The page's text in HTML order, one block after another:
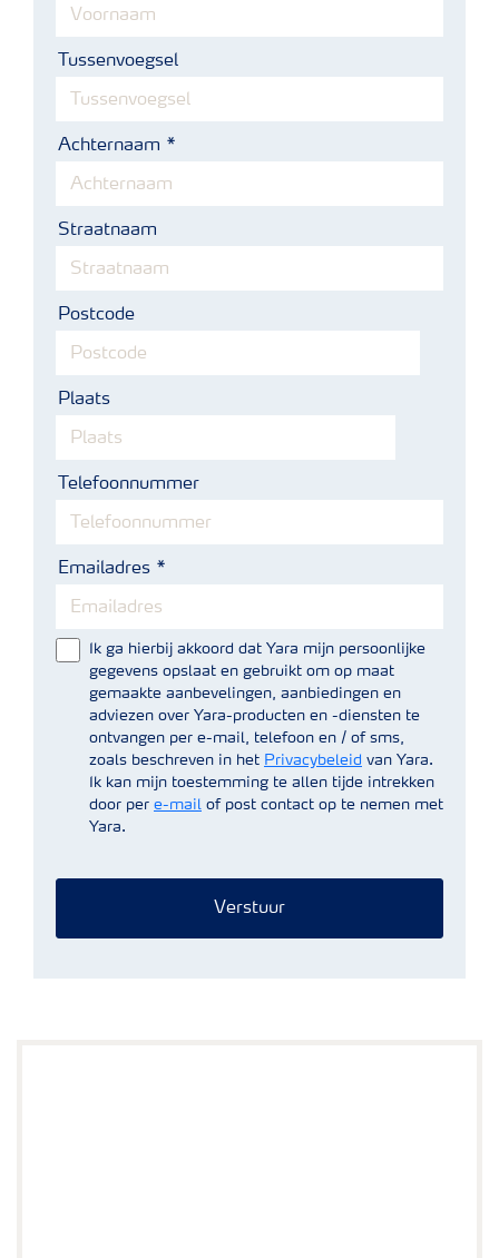
Tussenvoegsel
Achternaam
Straatnaam
Postcode
Plaats
Telefoonnummer
Emailadres
Ik ga hierbij akkoord dat Yara mijn persoonlijke
gegevens opslaat en gebruikt om op maat
gemaakte aanbevelingen, aanbiedingen en
adviezen over Yara-producten en -diensten te
ontvangen per e-mail, telefoon en / of sms,
zoals beschreven in het Privacybeleid van Yara.
Ik kan mijn toestemming te allen tijde intrekken
door per e-mail of post contact op te nemen met
Yara.
Verstuur